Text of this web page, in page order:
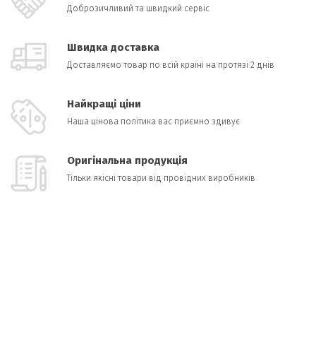
Доброзичливий та швидкий сервіс
Швидка доставка
Доставляємо товар по всій країні на протязі 2 днів
Найкращі ціни
Наша цінова політика вас приємно здивує
Оригінальна продукція
Тільки якісні товари від провідних виробників